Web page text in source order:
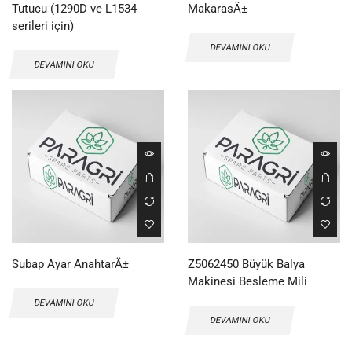
Tutucu (1290D ve L1534
serileri için)
DEVAMINI OKU
MakarasÄ±
DEVAMINI OKU
Subap Ayar AnahtarÄ±
DEVAMINI OKU
Z5062450 Büyük Balya
Makinesi Besleme Mili
DEVAMINI OKU